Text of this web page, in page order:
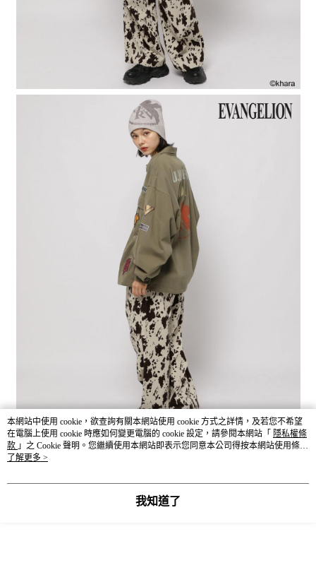
本網站中使用 cookie，欲查詢有關本網站使用 cookie 方式之詳情，及若您不希望
在電腦上使用 cookie 時應如何變更電腦的 cookie 設定，請參閱本網站「 隱私權條
款 」之 Cookie 聲明。您繼續使用本網站即表示您同意本公司得按本網站使用條款
之 Cookie 聲明使用 cookie。
了解更多 >
我知道了